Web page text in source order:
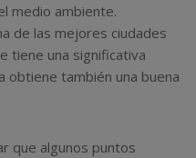
medio ambiente.
de las mejores ciudades
tiene una significativa
también una buena
que algunos puntos